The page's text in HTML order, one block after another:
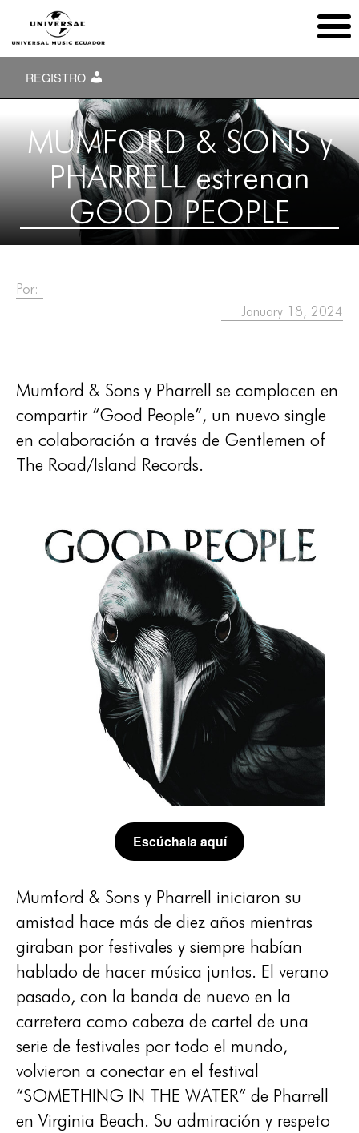
REGISTRO
MUMFORD & SONS y
PHARRELL estrenan
GOOD PEOPLE
Por:
January 18, 2024
Mumford & Sons y Pharrell se complacen en
compartir “Good People”, un nuevo single
en colaboración a través de Gentlemen of
The Road/Island Records.
Escúchala aquí
Mumford & Sons y Pharrell iniciaron su
amistad hace más de diez años mientras
giraban por festivales y siempre habían
hablado de hacer música juntos. El verano
pasado, con la banda de nuevo en la
carretera como cabeza de cartel de una
serie de festivales por todo el mundo,
volvieron a conectar en el festival
“SOMETHING IN THE WATER” de Pharrell
en Virginia Beach. Su admiración y respeto